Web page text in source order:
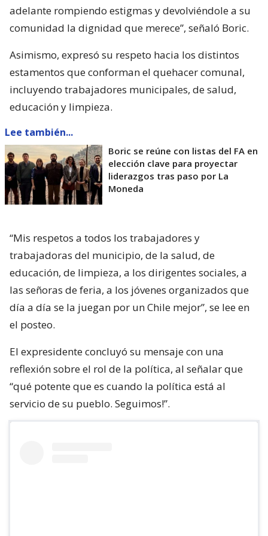
adelante rompiendo estigmas y devolviéndole a su
comunidad la dignidad que merece”, señaló Boric.
Asimismo, expresó su respeto hacia los distintos
estamentos que conforman el quehacer comunal,
incluyendo trabajadores municipales, de salud,
educación y limpieza.
Lee también...
Boric se reúne con listas del FA en
elección clave para proyectar
liderazgos tras paso por La
Moneda
“Mis respetos a todos los trabajadores y
trabajadoras del municipio, de la salud, de
educación, de limpieza, a los dirigentes sociales, a
las señoras de feria, a los jóvenes organizados que
día a día se la juegan por un Chile mejor”, se lee en
el posteo.
El expresidente concluyó su mensaje con una
reflexión sobre el rol de la política, al señalar que
“qué potente que es cuando la política está al
servicio de su pueblo. Seguimos!”.